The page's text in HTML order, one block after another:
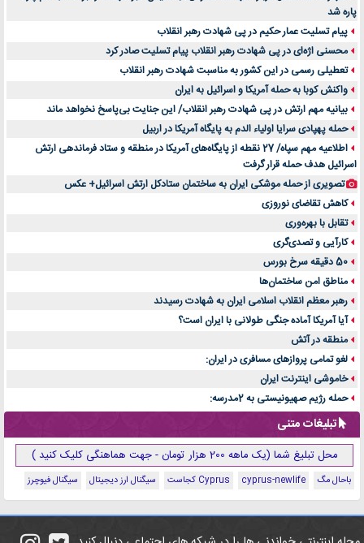
پاره شد
پیام تسلیت عمار حکیم در پی شهادت رهبر انقلاب
محسنی اژه‌ای در پی شهادت رهبر انقلاب پیام تسلیت صادر کرد
تعطیلی رسمی در این کشور به مناسبت شهادت رهبر انقلاب
واکنش کوبا به حمله آمریکا و اسرائیل به ایران
بیانیه مهم ارتش در پی شهادت رهبر انقلاب/ این جنایت بی‌پاسخ نخواهد ماند
حمله پهپادی سرایا اولیاء الدم به پایگاه آمریکا در اربیل
اطلاعیه مهم سپاه/ 27 نقطه از پایگاه‌های آمریکا در منطقه و ستاد فرماندهی ارتش
اسرائیل هدف حمله قرار گرفت
تصویری از حمله موشکی ایران به ساختمان ستادکل ارتش اسرائیل+ عکس
کاهش تقاضای نوروزی
تقابل با بهره‌وری
کارآیی و تصدی‌گری
50 دقیقه سرخ بورس
مناطق امن ساختمان‌ها
رهبر معظم انقلاب اسلامی ایران به شهادت رسیدند
آیا آمریکا آماده جنگی طولانی با ایران است؟
منطقه در آتش
لغو تمامی پروازهای مسافری در ایران:
خاموشی اینترنت ایران
حمله رژیم صهیونیستی به 2مدرسه:
تبلیغات متنی
محل تبلیغ شما (یک ماهه 200 هزار تومان - جهت هماهنگی کلیک کنید )
باحال مگ cyprus-newlife Cyprus کجاست سیگنال ارز دیجیتال سیگنال فیوچرز